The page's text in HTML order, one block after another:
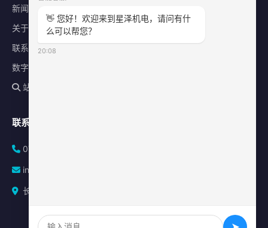
新闻中心
关于星泽
联系我们
数字化平台
站内搜索
联系方式
0731-84010225
info@sonz.cn
长沙县泉塘街道新长海广场写字楼A座2501室
👋 您好！欢迎来到星泽机电，请问有什
么可以帮您？
20:08